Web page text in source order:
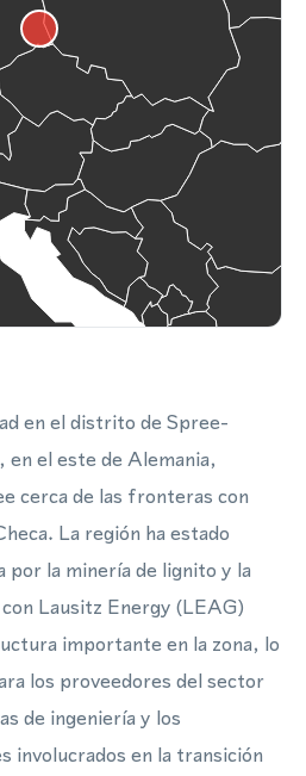
en el distrito de Spree-
el este de Alemania,
cerca de las fronteras con
La región ha estado
la minería de lignito y la
Lausitz Energy (LEAG)
importante en la zona, lo
los proveedores del sector
de ingeniería y los
involucrados en la transición